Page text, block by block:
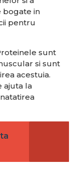
bogate in
pentru
sunt
si sunt
acestuia.
ajuta la